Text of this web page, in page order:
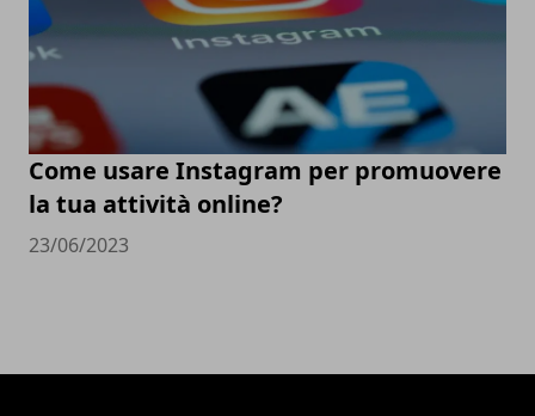
Come usare Instagram per promuovere
la tua attività online?
23/06/2023